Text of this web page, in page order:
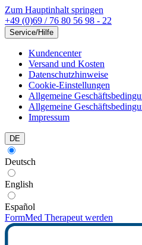
Zum Hauptinhalt springen
+49 (0)69 / 76 80 56 98 - 22
Service/Hilfe
Kundencenter
Versand und Kosten
Datenschutzhinweise
Cookie-Einstellungen
Allgemeine
Allgemeine
Impressum
DE
Deutsch
English
Español
FormMed Therapeut werden